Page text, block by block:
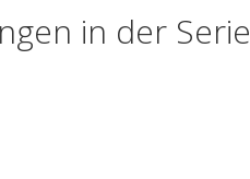
in der Serie